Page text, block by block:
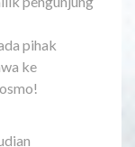
pihak
ke